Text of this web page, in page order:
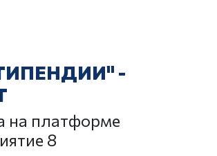
-
на платформе
8